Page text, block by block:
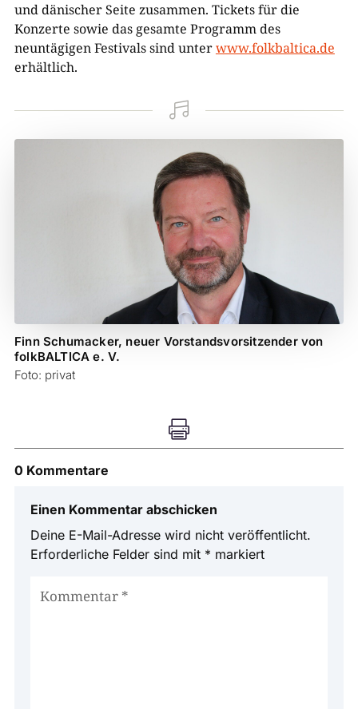
und dänischer Seite zusammen. Tickets für die
Konzerte sowie das gesamte Programm des
neuntägigen Festivals sind unterwww.folkbaltica.de
erhältlich.

Finn Schumacker, neuer Vorstandsvorsitzender von
folkBALTICA e. V.
Foto: privat

0 Kommentare
Einen Kommentar abschicken
Deine E-Mail-Adresse wird nicht veröffentlicht.
Erforderliche Felder sind mit * markiert